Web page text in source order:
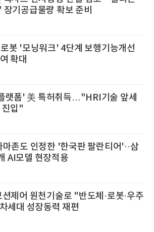
기공급물량 확보 준비
봇 '모닝워크' 4단계 보행기능개선
확대
랫폼' 美 특허취득…"HRI기술 앞세
진입"
존도 인정한 '한국판 팔란티어'··삼
AI모델 현장적용
제어 원천기술로 "반도체·로봇·우주
세대 성장동력 재편